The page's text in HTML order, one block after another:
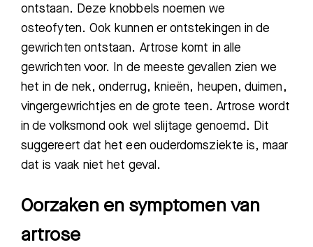
ontstaan. Deze knobbels noemen we
osteofyten. Ook kunnen er ontstekingen in de
gewrichten ontstaan. Artrose komt in alle
gewrichten voor. In de meeste gevallen zien we
het in de nek, onderrug, knieën, heupen, duimen,
vingergewrichtjes en de grote teen. Artrose wordt
in de volksmond ook wel slijtage genoemd. Dit
suggereert dat het een ouderdomsziekte is, maar
dat is vaak niet het geval.
Oorzaken en symptomen van
artrose